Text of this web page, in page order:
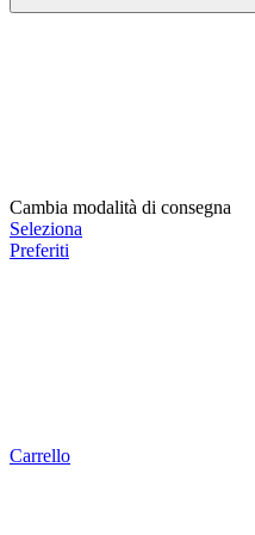
Cambia modalità di consegna
Seleziona
Preferiti
Carrello